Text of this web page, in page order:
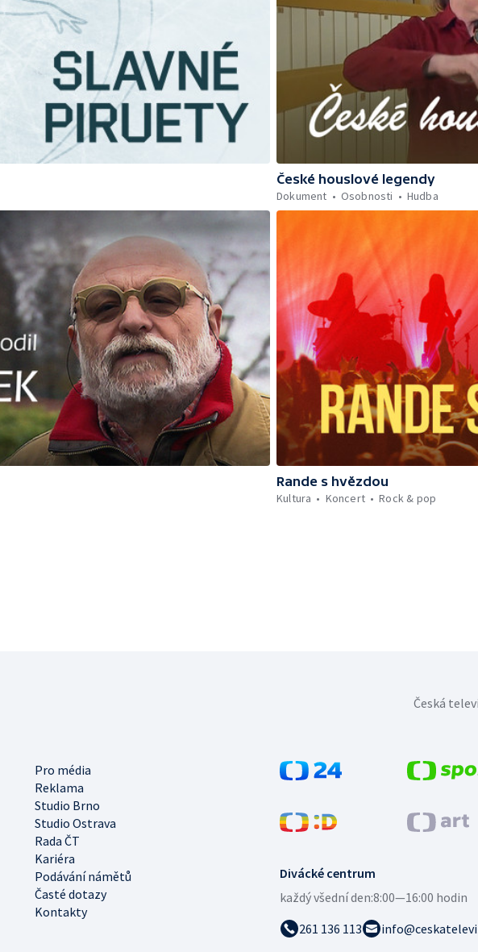
České houslové legendy
Dokument
Osobnosti Hudba
Rande s hvězdou
Kultura
Koncert Rock & pop
Divácké centrum
každý všední den:8:00—16:00 hodin
261 136 113
Pro média
Reklama
Studio Brno
Studio Ostrava
Rada ČT
Kariéra
Podávání námětů
Časté dotazy
Kontakty
Česká